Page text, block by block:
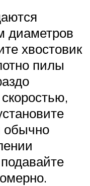
диаметров
хвостовик
пилы
обычно